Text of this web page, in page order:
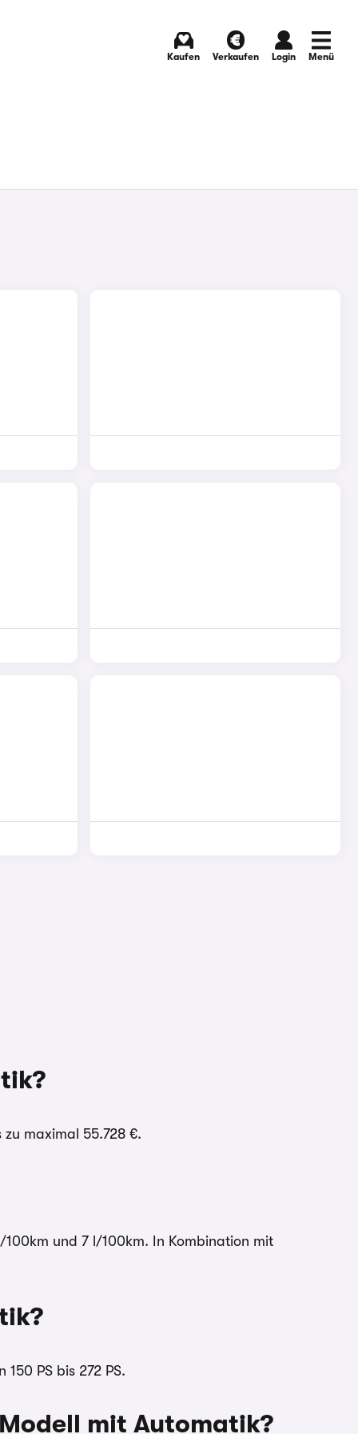
Kaufen Verkaufen Login Menü
maximal 55.728 €.
100km und 7 l/100km. In Kombination mit
PS bis 272 PS.
mit Automatik?